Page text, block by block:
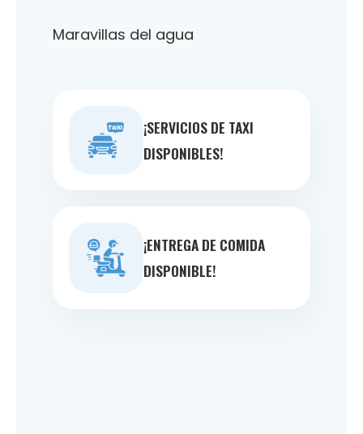
Maravillas del agua
¡SERVICIOS DE TAXI
DISPONIBLES!
¡ENTREGA DE COMIDA
DISPONIBLE!